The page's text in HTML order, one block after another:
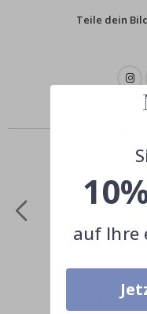
Teile dein
Special
€9,00
auf Ihre